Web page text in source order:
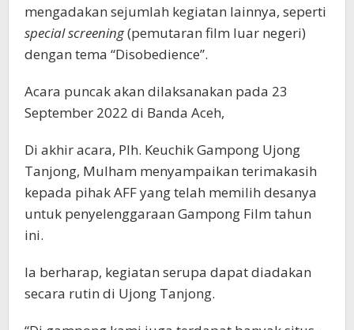
mengadakan sejumlah kegiatan lainnya, seperti
special screening(pemutaran film luar negeri)
dengan tema “Disobedience”.
Acara puncak akan dilaksanakan pada 23
September 2022 di Banda Aceh,
Di akhir acara, Plh. Keuchik Gampong Ujong
Tanjong, Mulham menyampaikan terimakasih
kepada pihak AFF yang telah memilih desanya
untuk penyelenggaraan Gampong Film tahun
ini.
Ia berharap, kegiatan serupa dapat diadakan
secara rutin di Ujong Tanjong.